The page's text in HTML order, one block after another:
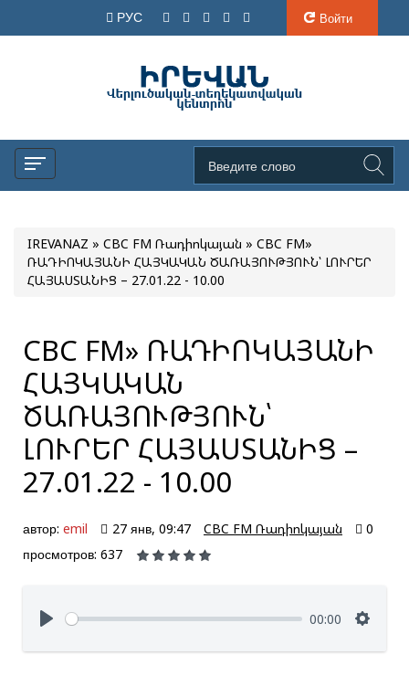
РУС Войти
IREVANAZ » CBC FM Ռադիոկայան » CBC FM»
ՌԱԴԻՈԿԱՅԱՆԻ ՀԱՅԿԱԿԱՆ ԾԱՌԱՅՈՒԹՅՈՒՆ՝ ԼՈՒՐԵՐ
ՀԱՅԱՍՏԱՆԻՑ – 27.01.22 - 10.00
CBC FM» ՌԱԴԻՈԿԱՅԱՆԻ
ՀԱՅԿԱԿԱՆ
ԾԱՌԱՅՈՒԹՅՈՒՆ՝
ԼՈՒՐԵՐ ՀԱՅԱՍՏԱՆԻՑ –
27.01.22 - 10.00
автор: emil 27 янв, 09:47 CBC FM Ռադիոկայան
0
просмотров: 637
00:00